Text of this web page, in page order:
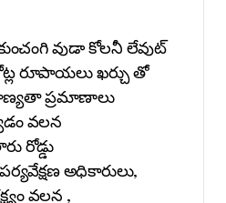
వుడా కోలనీ లేవుట్
రూపాయలు ఖర్చు తో
ప్రమాణాలు
వలన
రోడ్డు
అధికారులు,
వలన ,